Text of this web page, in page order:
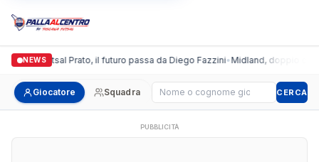
NEWS
Futsal Prato, il futuro passa da Diego Fazzini•Midland, doppio colpo
Giocatore Squadra Cerca giocatore CERCA
PUBBLICITÀ